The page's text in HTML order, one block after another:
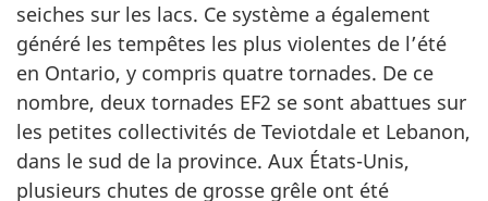
seiches sur les lacs. Ce système a également
généré les tempêtes les plus violentes de l’été
en Ontario, y compris quatre tornades. De ce
nombre, deux tornades EF2 se sont abattues sur
les petites collectivités de Teviotdale et Lebanon,
dans le sud de la province. Aux États-Unis,
plusieurs chutes de grosse grêle ont été